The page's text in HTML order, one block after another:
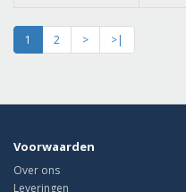
1 2 >
>|
Voorwaarden
Over ons
Leveringen